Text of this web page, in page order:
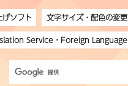
ソフト
文字サイズ・配色の変更
Service・ Foreign Language